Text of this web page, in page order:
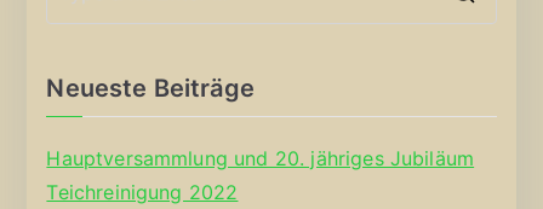
Neueste Beiträge
Hauptversammlung und 20. jähriges Jubiläum
Teichreinigung 2022